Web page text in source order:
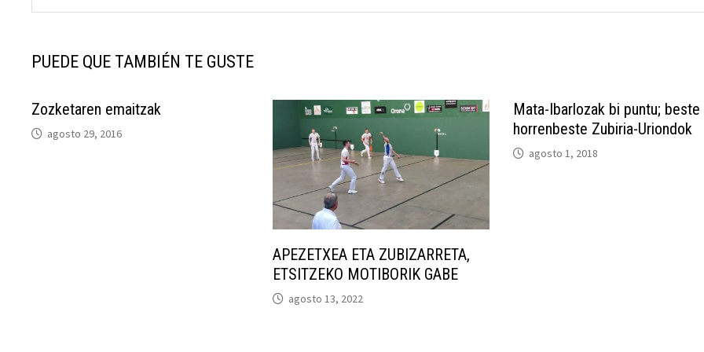
PUEDE QUE TAMBIÉN TE GUSTE
Zozketaren emaitzak
agosto 29, 2016
APEZETXEA ETA ZUBIZARRETA,
ETSITZEKO MOTIBORIK GABE
agosto 13, 2022
Mata-Ibarlozak bi puntu; beste
horrenbeste Zubiria-Uriondok
agosto 1, 2018